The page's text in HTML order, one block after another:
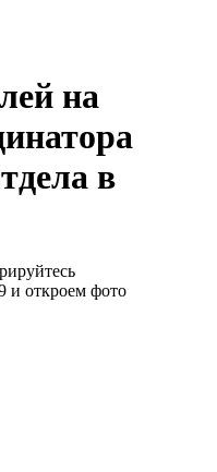
на
в
и откроем фото